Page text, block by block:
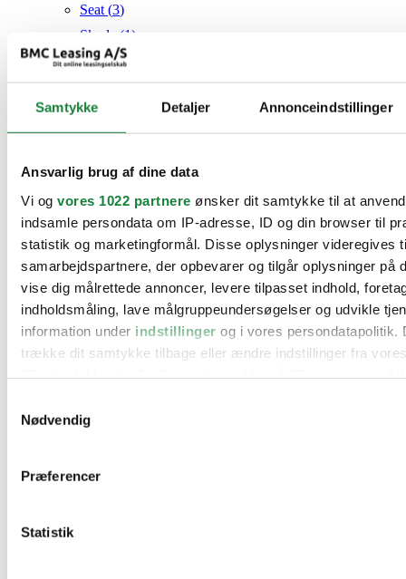
Samtykke Detaljer Annonceindstillinger
Ansvarlig brug af dine data
Vi og vores 1022 partnere ønsker dit samtykke til at
indsamle persondata om IP-adresse, ID og din browser til
statistik og marketingformål. Disse oplysninger videregives
samarbejdspartnere, der opbevarer og tilgår oplysninger på
vise dig målrettede annoncer, levere tilpasset indhold,
indholdsmåling, lave målgruppeundersøgelser og udvikle
information under indstillinger og i vores persondatapolitik.
trække dit samtykke tilbage eller ændre indstillinger fra
Hvis du tillader det, vil vi også gerne:
Identificere din enhed baseret på en scanning af
Dine valg anvendes på hele websitet.
Nødvendig
Præferencer
Statistik
Seat (3)
Skoda (1)
Suzuki
Tesla
Toyota (
VW (21)
Mazda
Citroën
Cupra
Dacia
Fiat
Ford
Hyundai
Kia
Mercedes
MG
Mini
Opel
Renault
Seat
Tesla
Værksteder